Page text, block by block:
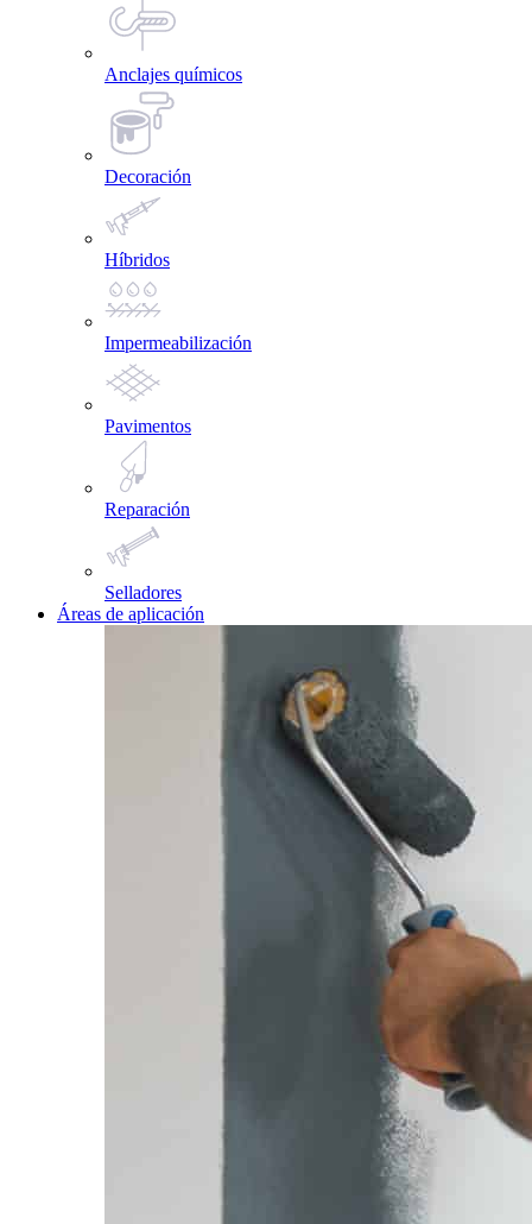
Anclajes químicos
Decoración
Híbridos
Impermeabilización
Pavimentos
Reparación
Selladores
Áreas de aplicación